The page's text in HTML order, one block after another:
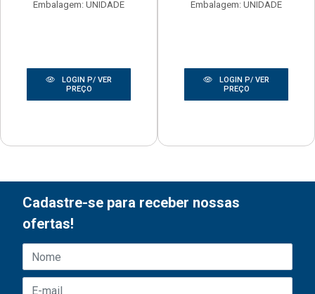
Embalagem: UNIDADE
LOGIN P/ VER
PREÇO
Embalagem: UNIDADE
LOGIN P/ VER
PREÇO
Cadastre-se para receber nossas
ofertas!